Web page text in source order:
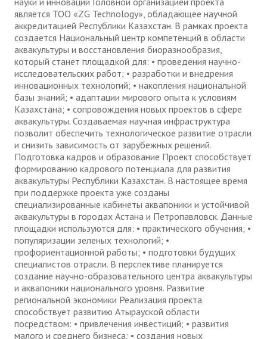
является ТОО «ZG Technology», обладающее научной
аккредитацией Республики Казахстан. В рамках проекта
создается Национальный центр компетенций в области
аквакультуры и восстановления биоразнообразия,
который станет площадкой для: • проведения научно-
исследовательских работ; • разработки и внедрения
инновационных технологий; • накопления национальной
базы знаний; • адаптации мирового опыта к условиям
Казахстана; • сопровождения новых проектов в сфере
аквакультуры. Создаваемая научная инфраструктура
позволит обеспечить технологическое развитие отрасли
и снизить зависимость от зарубежных решений.
Подготовка кадров и образование Проект способствует
формированию кадрового потенциала для развития
аквакультуры Республики Казахстан. В настоящее время
при поддержке проекта уже созданы
специализированные кабинеты аквапоники и устойчивой
аквакультуры в городах Астана и Петропавловск. Данные
площадки используются для: • практического обучения; •
популяризации зеленых технологий; •
профориентационной работы; • подготовки будущих
специалистов отрасли. В перспективе планируется
создание научно-образовательного центра аквакультуры
и аквапоники национального уровня. Развитие
региональной экономики Реализация проекта
способствует развитию Атырауской области
посредством: • привлечения инвестиций; • развития
малого и среднего бизнеса; • создания новых